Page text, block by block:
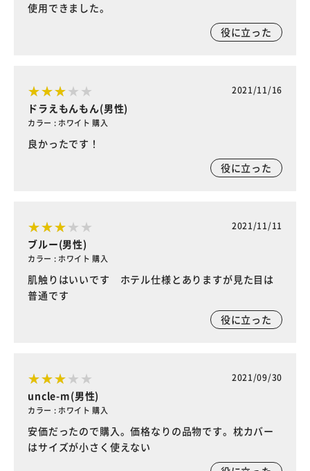
使用できました。
役に立った
2021/11/16
ドラえもんもん(男性)
カラー : ホワイト 購入
良かったです！
役に立った
2021/11/11
ブルー(男性)
カラー : ホワイト 購入
肌触りはいいです ホテル仕様とありますが見た目は
普通です
役に立った
2021/09/30
uncle-m(男性)
カラー : ホワイト 購入
安価だったので購入。価格なりの品物です。枕カバー
はサイズが小さく使えない